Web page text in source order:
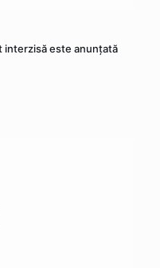
interzisă este anunțată